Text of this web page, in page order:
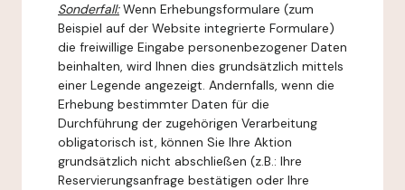
Sonderfall:Wenn Erhebungsformulare (zum
Beispiel auf der Website integrierte Formulare)
die freiwillige Eingabe personenbezogener Daten
beinhalten, wird Ihnen dies grundsätzlich mittels
einer Legende angezeigt. Andernfalls, wenn die
Erhebung bestimmter Daten für die
Durchführung der zugehörigen Verarbeitung
obligatorisch ist, können Sie Ihre Aktion
grundsätzlich nicht abschließen (z.B.: Ihre
Reservierungsanfrage bestätigen oder Ihre